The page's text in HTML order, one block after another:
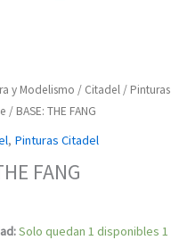
y Modelismo / Citadel / Pinturas
/ BASE: THE FANG
, Pinturas Citadel
FANG
Solo quedan 1 disponibles 1